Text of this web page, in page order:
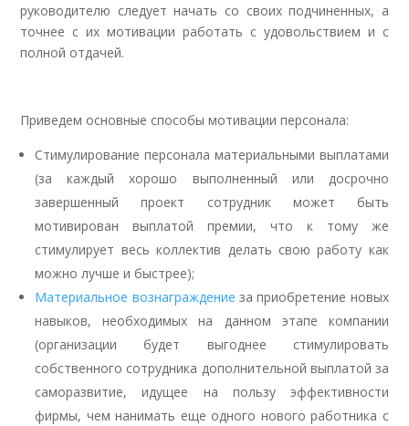
руководителю следует начать со своих подчиненных, а
точнее с их мотивации работать с удовольствием и с
полной отдачей.
Приведем основные способы мотивации персонала:
Стимулирование персонала материальными выплатами
(за каждый хорошо выполненный или досрочно
завершенный проект сотрудник может быть
мотивирован выплатой премии, что к тому же
стимулирует весь коллектив делать свою работу как
можно лучше и быстрее);
Материальное вознаграждение за приобретение новых
навыков, необходимых на данном этапе компании
(организации будет выгоднее стимулировать
собственного сотрудника дополнительной выплатой за
саморазвитие, идущее на пользу эффективности
фирмы, чем нанимать еще одного нового работника с